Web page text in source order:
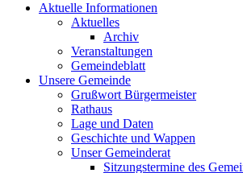
Aktuelle Informationen
Aktuelles
Archiv
Veranstaltungen
Gemeindeblatt
Unsere Gemeinde
Grußwort Bürgermeister
Rathaus
Lage und Daten
Geschichte und Wappen
Unser Gemeinderat
Sitzungstermine des